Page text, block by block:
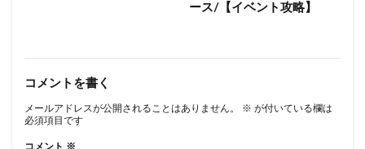
ース/【イベント攻略】
コメントを書く
メールアドレスが公開されることはありません。 ※ が付いている欄は
必須項目です
コメント ※